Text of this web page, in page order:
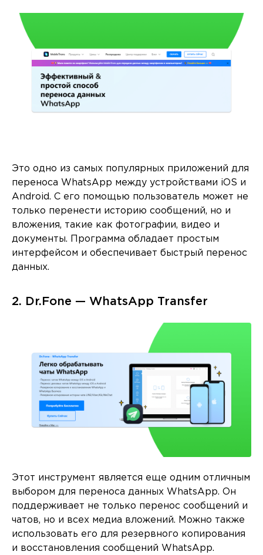
Это одно из самых популярных приложений для
переноса WhatsApp между устройствами iOS и
Android. С его помощью пользователь может не
только перенести историю сообщений, но и
вложения, такие как фотографии, видео и
документы. Программа обладает простым
интерфейсом и обеспечивает быстрый перенос
данных.
2. Dr.Fone — WhatsApp Transfer
Этот инструмент является еще одним отличным
выбором для переноса данных WhatsApp. Он
поддерживает не только перенос сообщений и
чатов, но и всех медиа вложений. Можно также
использовать его для резервного копирования
и восстановления сообщений WhatsApp.